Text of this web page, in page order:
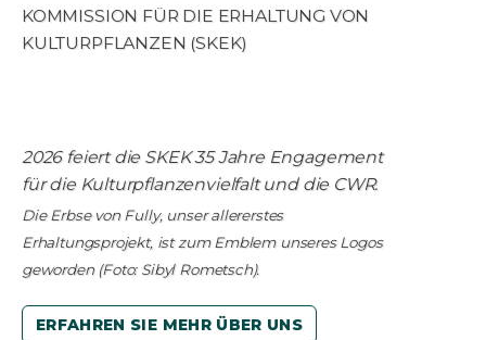
KOMMISSION FÜR DIE ERHALTUNG VON
KULTURPFLANZEN (SKEK)
2026 feiert die SKEK 35 Jahre Engagement
für die Kulturpflanzenvielfalt und die CWR.
Die Erbse von Fully, unser allererstes
Erhaltungsprojekt, ist zum Emblem unseres Logos
geworden (Foto: Sibyl Rometsch).
ERFAHREN SIE MEHR ÜBER UNS